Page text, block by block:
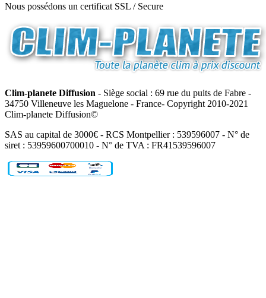
Nous possédons un certificat SSL / Secure
Clim-planete Diffusion - Siège social : 69 rue du puits de Fabre -
34750 Villeneuve les Maguelone - France- Copyright 2010-2021
Clim-planete Diffusion©
SAS au capital de 3000€ - RCS Montpellier : 539596007 - N° de
siret : 53959600700010 - N° de TVA : FR41539596007